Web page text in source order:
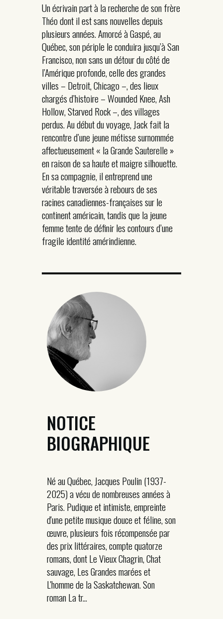
Un écrivain part à la recherche de son frère
Théo dont il est sans nouvelles depuis
plusieurs années. Amorcé à Gaspé, au
Québec, son périple le conduira jusqu’à San
Francisco, non sans un détour du côté de
l’Amérique profonde, celle des grandes
villes – Detroit, Chicago –, des lieux
chargés d’histoire – Wounded Knee, Ash
Hollow, Starved Rock –, des villages
perdus. Au début du voyage, Jack fait la
rencontre d’une jeune métisse surnommée
affectueusement « la Grande Sauterelle »
en raison de sa haute et maigre silhouette.
En sa compagnie, il entreprend une
véritable traversée à rebours de ses
racines canadiennes-françaises sur le
continent américain, tandis que la jeune
femme tente de définir les contours d’une
fragile identité amérindienne.
NOTICE
BIOGRAPHIQUE
Né au Québec, Jacques Poulin (1937-
2025) a vécu de nombreuses années à
Paris. Pudique et intimiste, empreinte
d'une petite musique douce et féline, son
œuvre, plusieurs fois récompensée par
des prix littéraires, compte quatorze
romans, dont Le Vieux Chagrin, Chat
sauvage, Les Grandes marées et
L'homme de la Saskatchewan. Son
roman La tr...